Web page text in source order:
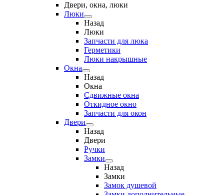
Двери, окна, люки
Люки
Назад
Люки
Запчасти для люка
Герметики
Люки накрышные
Окна
Назад
Окна
Сдвижные окна
Откидное окно
Запчасти для окон
Двери
Назад
Двери
Ручки
Замки
Назад
Замки
Замок душевой